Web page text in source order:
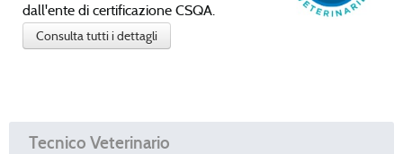
dall'ente di certificazione CSQA.
Consulta tutti i dettagli
Tecnico Veterinario